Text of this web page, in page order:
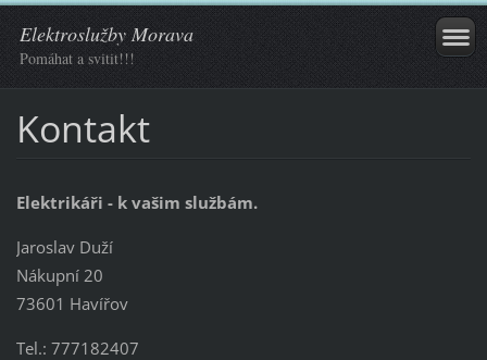
Elektroslužby Morava
Pomáhat a svitit!!!
Kontakt
Elektrikáři - k vašim službám.
Jaroslav Duží
Nákupní 20
73601 Havířov
Tel.: 777182407